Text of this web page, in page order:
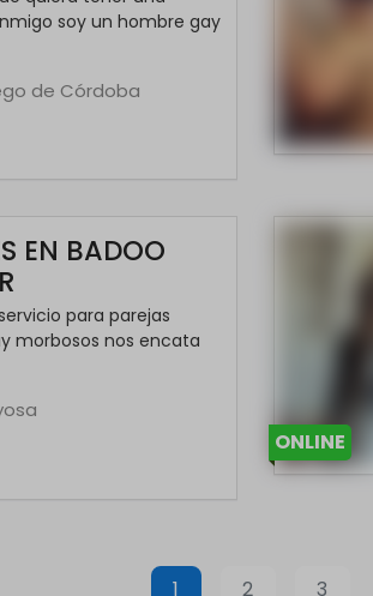
soy un hombre gay
de Córdoba
EN BADOO
para parejas
morbosos nos encata
ONLINE
1 2 3